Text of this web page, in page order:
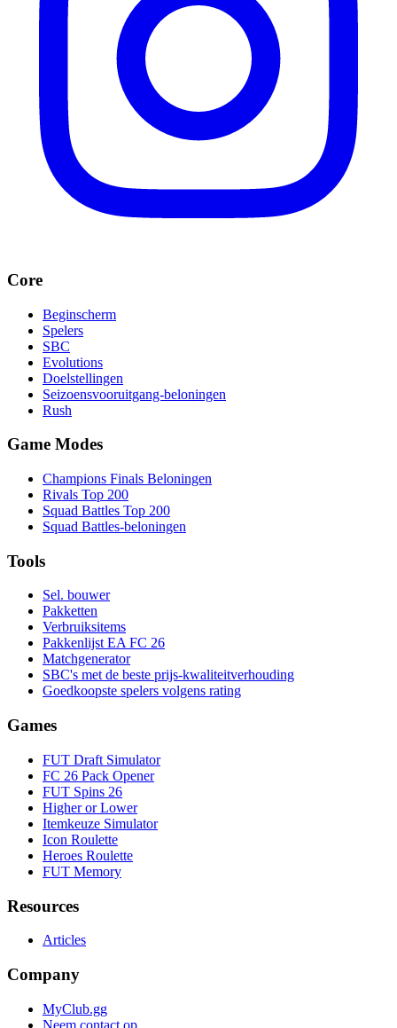
Core
Beginscherm
Spelers
SBC
Evolutions
Doelstellingen
Seizoensvooruitgang-beloningen
Rush
Game Modes
Champions Finals Beloningen
Rivals Top 200
Squad Battles Top 200
Squad Battles-beloningen
Tools
Sel. bouwer
Pakketten
Verbruiksitems
Pakkenlijst EA FC 26
Matchgenerator
SBC's met de beste prijs-kwaliteitverhouding
Goedkoopste spelers volgens rating
Games
FUT Draft Simulator
FC 26 Pack Opener
FUT Spins 26
Higher or Lower
Itemkeuze Simulator
Icon Roulette
Heroes Roulette
FUT Memory
Resources
Articles
Company
MyClub.gg
Neem contact op